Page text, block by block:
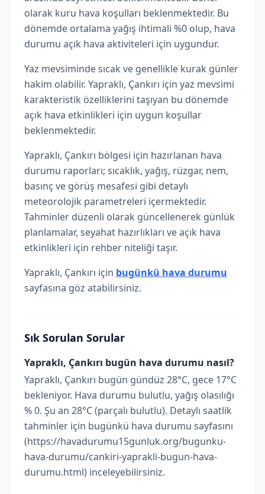
olarak kuru hava koşulları beklenmektedir. Bu
dönemde ortalama yağış ihtimali %0 olup, hava
durumu açık hava aktiviteleri için uygundur.
Yaz mevsiminde sıcak ve genellikle kurak günler
hakim olabilir. Yapraklı, Çankırı için yaz mevsimi
karakteristik özelliklerini taşıyan bu dönemde
açık hava etkinlikleri için uygun koşullar
beklenmektedir.
Yapraklı, Çankırı bölgesi için hazırlanan hava
durumu raporları; sıcaklık, yağış, rüzgar, nem,
basınç ve görüş mesafesi gibi detaylı
meteorolojik parametreleri içermektedir.
Tahminler düzenli olarak güncellenerek günlük
planlamalar, seyahat hazırlıkları ve açık hava
etkinlikleri için rehber niteliği taşır.
Yapraklı, Çankırı için bugünkü hava durumu
sayfasına göz atabilirsiniz.
Sık Sorulan Sorular
Yapraklı, Çankırı bugün hava durumu nasıl?
Yapraklı, Çankırı bugün gündüz 28°C, gece 17°C
bekleniyor. Hava durumu bulutlu, yağış olasılığı
% 0. Şu an 28°C (parçalı bulutlu). Detaylı saatlik
tahminler için bugünkü hava durumu sayfasını
(https://havadurumu15gunluk.org/bugunku-
hava-durumu/cankiri-yaprakli-bugun-hava-
durumu.html) inceleyebilirsiniz.